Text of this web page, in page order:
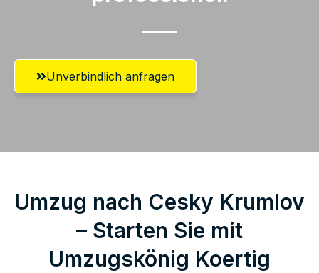
Unverbindlich anfragen
Umzug nach Cesky Krumlov
– Starten Sie mit
Umzugskönig Koertig